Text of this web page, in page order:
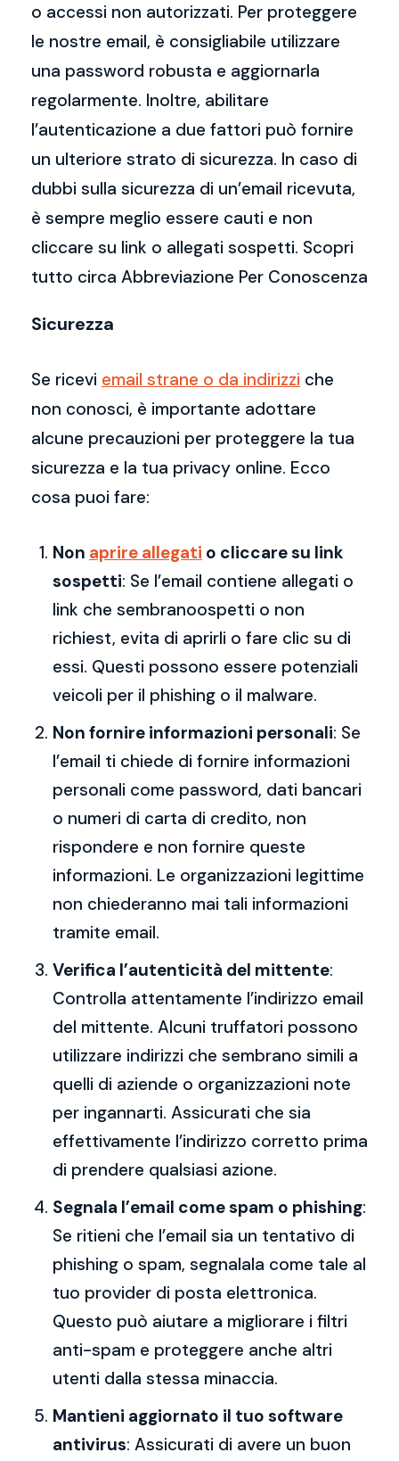
o accessi non autorizzati. Per proteggere
le nostre email, è consigliabile utilizzare
una password robusta e aggiornarla
regolarmente. Inoltre, abilitare
l’autenticazione a due fattori può fornire
un ulteriore strato di sicurezza. In caso di
dubbi sulla sicurezza di un’email ricevuta,
è sempre meglio essere cauti e non
cliccare su link o allegati sospetti. Scopri
tutto circa Abbreviazione Per Conoscenza
Sicurezza
Se ricevi email strane o da indirizzi che
non conosci, è importante adottare
alcune precauzioni per proteggere la tua
sicurezza e la tua privacy online. Ecco
cosa puoi fare:
Non aprire allegati o cliccare su link
sospetti: Se l’email contiene allegati o
link che sembranoospetti o non
richiest, evita di aprirli o fare clic su di
essi. Questi possono essere potenziali
veicoli per il phishing o il malware.
Non fornire informazioni personali: Se
l’email ti chiede di fornire informazioni
personali come password, dati bancari
o numeri di carta di credito, non
rispondere e non fornire queste
informazioni. Le organizzazioni legittime
non chiederanno mai tali informazioni
tramite email.
Verifica l’autenticità del mittente:
Controlla attentamente l’indirizzo email
del mittente. Alcuni truffatori possono
utilizzare indirizzi che sembrano simili a
quelli di aziende o organizzazioni note
per ingannarti. Assicurati che sia
effettivamente l’indirizzo corretto prima
di prendere qualsiasi azione.
Segnala l’email come spam o phishing:
Se ritieni che l’email sia un tentativo di
phishing o spam, segnalala come tale al
tuo provider di posta elettronica.
Questo può aiutare a migliorare i filtri
anti-spam e proteggere anche altri
utenti dalla stessa minaccia.
Mantieni aggiornato il tuo software
antivirus: Assicurati di avere un buon